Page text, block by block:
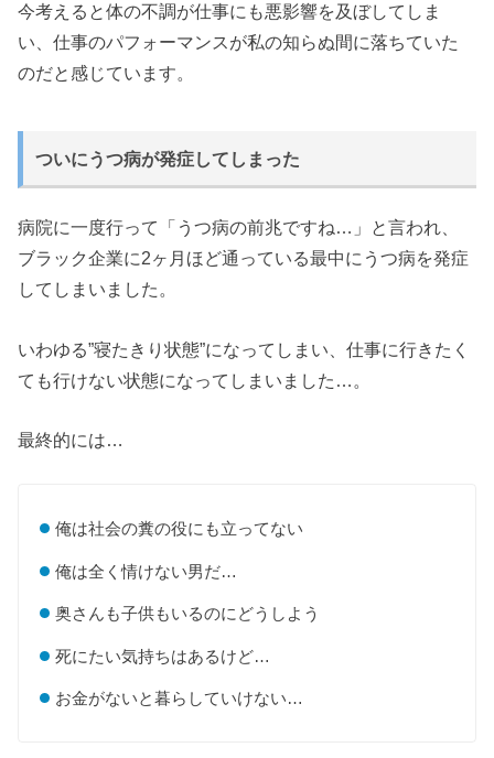
今考えると体の不調が仕事にも悪影響を及ぼしてしま
い、仕事のパフォーマンスが私の知らぬ間に落ちていた
のだと感じています。
ついにうつ病が発症してしまった
病院に一度行って「うつ病の前兆ですね…」と言われ、
ブラック企業に2ヶ月ほど通っている最中にうつ病を発症
してしまいました。
いわゆる”寝たきり状態”になってしまい、仕事に行きたく
ても行けない状態になってしまいました…。
最終的には…
俺は社会の糞の役にも立ってない
俺は全く情けない男だ…
奥さんも子供もいるのにどうしよう
死にたい気持ちはあるけど…
お金がないと暮らしていけない…